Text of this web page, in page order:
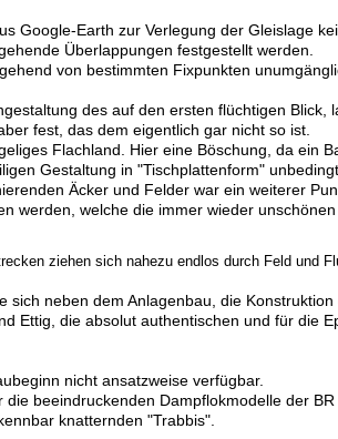
Google-Earth zur Verlegung der Gleislage
Überlappungen festgestellt werden.
von bestimmten Fixpunkten
des auf den ersten flüchtigen Blick,
fest, das dem eigentlich gar nicht so ist.
Flachland. Hier eine Böschung, da ein
Gestaltung in "Tischplattenform"
Äcker und Felder war ein weiterer
werden, welche die immer wieder
ziehen sich nahezu endlos durch Feld und
sich neben dem Anlagenbau, die
Ettig, die absolut authentischen und für die
nicht ansatzweise verfügbar.
beeindruckenden Dampflokmodelle der
knatternden "Trabbis".